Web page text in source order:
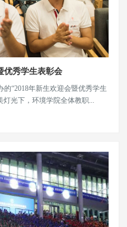
优秀学生表彰会
的“2018年新生欢迎会暨优秀学生
光下，环境学院全体教职...